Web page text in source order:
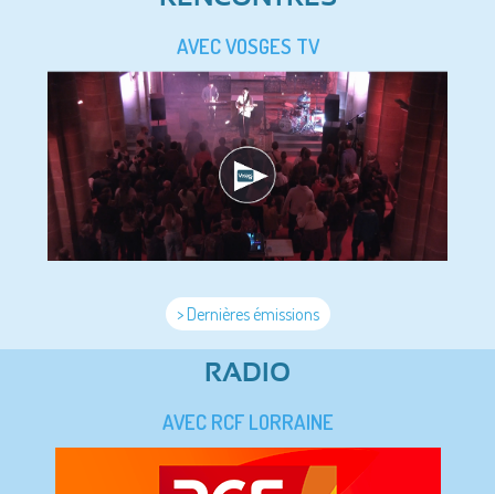
AVEC VOSGES TV
> Dernières émissions
RADIO
AVEC RCF LORRAINE